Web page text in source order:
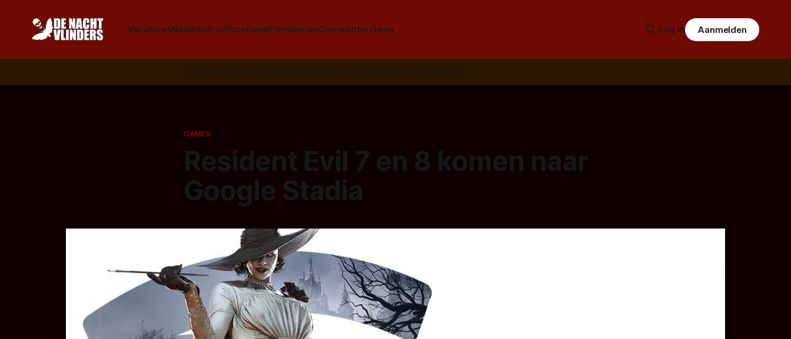
VacaturesNederhorrorRecensiesFilmsSeriesGamesInterviews Log in Aanmelden
Volg ons op: 📣 RSS 📰 Google News 🦋 Bluesky ✉️ Nieuwsbrief
GAMES
Resident Evil 7 en 8 komen naar
Google Stadia